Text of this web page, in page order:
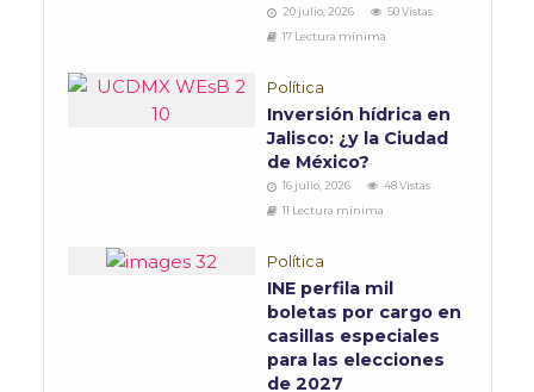
20 julio, 2026
50 Vistas
17 Lectura mínima
Política
Inversión hídrica en
Jalisco: ¿y la Ciudad
de México?
16 julio, 2026
48 Vistas
11 Lectura mínima
Política
INE perfila mil
boletas por cargo en
casillas especiales
para las elecciones
de 2027